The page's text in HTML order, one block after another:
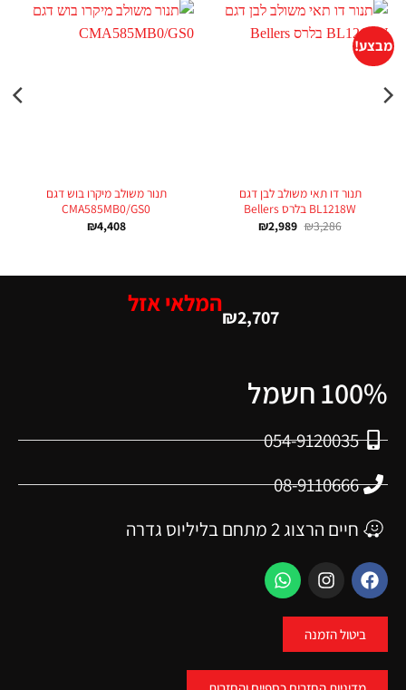
מבצע!
תנור דו תאי משולב לבן דגם
BL1218W בלרס Bellers
₪3,286
₪2,989
תנור משולב מיקרו בוש דגם
CMA585MB0/GS0
₪4,408
₪2,707 המלאי אזל
100% חשמל
054-9120035
08-9110666
חיים הרצוג 2 מתחם בליליוס גדרה
ביטול הזמנה